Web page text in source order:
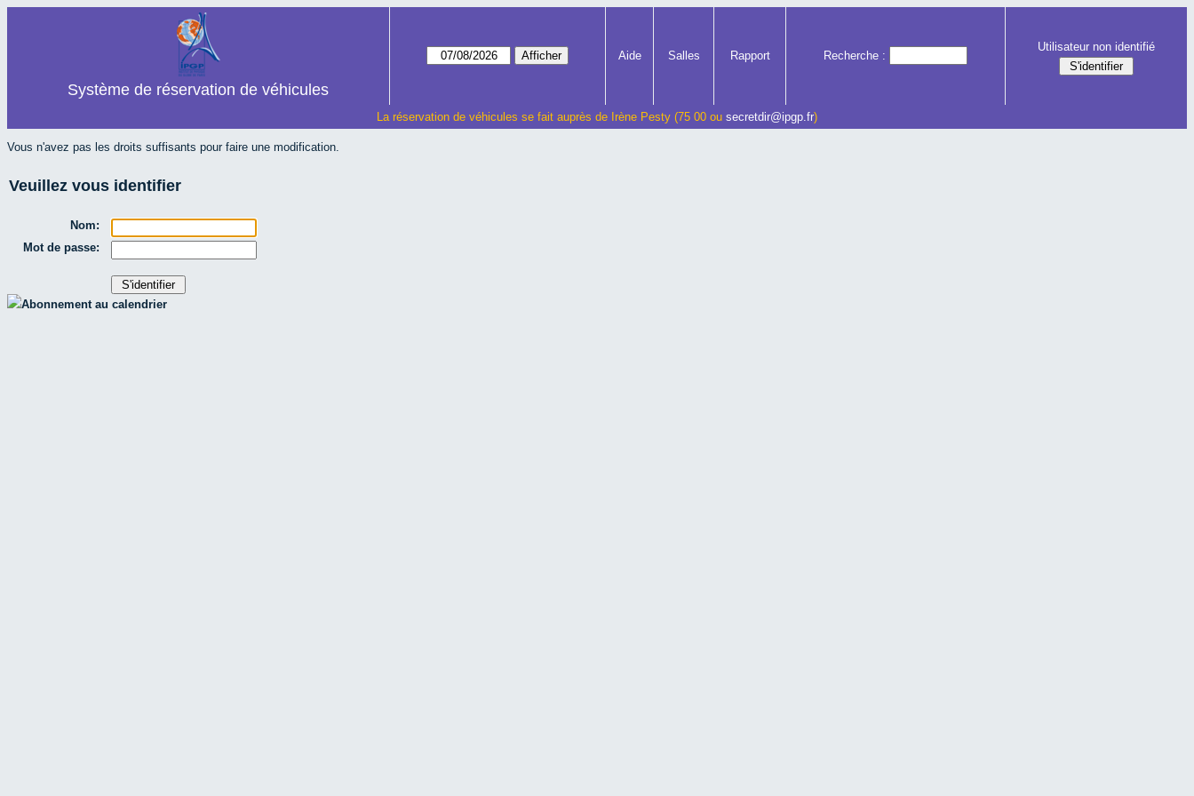
Système de réservation de véhicules
Aide Salles Rapport Recherche :
Utilisateur non identifié
La réservation de véhicules se fait auprès de Irène Pesty (75 00 ou secretdir@ipgp.fr)
Vous n'avez pas les droits suffisants pour faire une modification.
Veuillez vous identifier
Nom:
Mot de passe:
Abonnement au calendrier